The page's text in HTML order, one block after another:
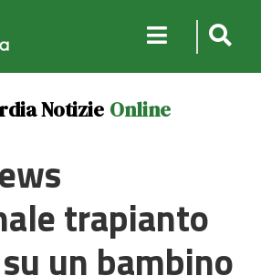
Notizie Online
trapianto
un bambino